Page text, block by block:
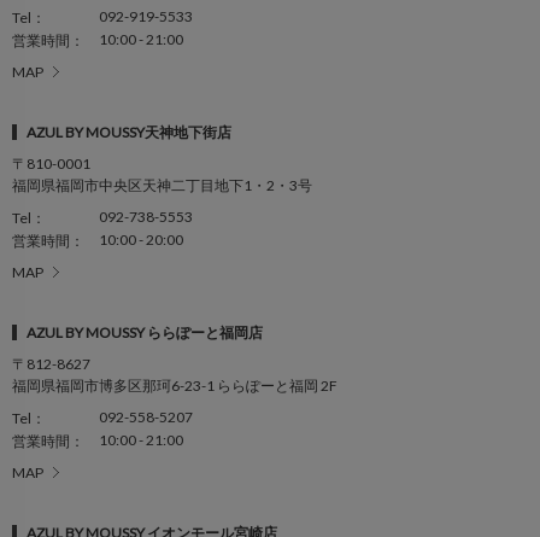
Tel：
092-919-5533
営業時間：
10:00 - 21:00
MAP
AZUL BY MOUSSY天神地下街店
〒810-0001
福岡県福岡市中央区天神二丁目地下1・2・3号
Tel：
092-738-5553
営業時間：
10:00 - 20:00
MAP
AZUL BY MOUSSY ららぽーと福岡店
〒812-8627
福岡県福岡市博多区那珂6-23-1 ららぽーと福岡 2F
Tel：
092-558-5207
営業時間：
10:00 - 21:00
MAP
AZUL BY MOUSSY イオンモール宮崎店